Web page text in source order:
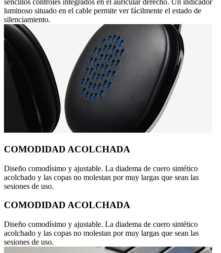
sencillos controles integrados en el auricular derecho. Un indicador
luminoso situado en el cable permite ver fácilmente el estado de
silenciamiento.
COMODIDAD ACOLCHADA
Diseño comodísimo y ajustable. La diadema de cuero sintético
acolchado y las copas no molestan por muy largas que sean las
sesiones de uso.
COMODIDAD ACOLCHADA
Diseño comodísimo y ajustable. La diadema de cuero sintético
acolchado y las copas no molestan por muy largas que sean las
sesiones de uso.